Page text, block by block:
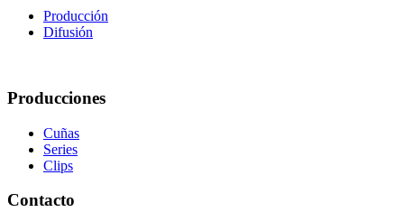
Producción
Difusión
Producciones
Cuñas
Series
Clips
Contacto